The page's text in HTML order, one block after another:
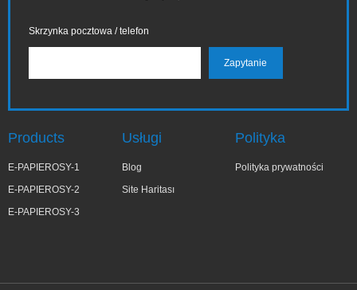
Skrzynka pocztowa / telefon
Products
E-PAPIEROSY-1
E-PAPIEROSY-2
E-PAPIEROSY-3
Usługi
Blog
Site Haritası
Polityka
Polityka prywatności